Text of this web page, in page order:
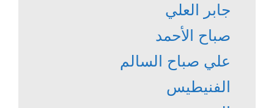
جابر العلي
صباح الأحمد
علي صباح السالم
الفنيطيس